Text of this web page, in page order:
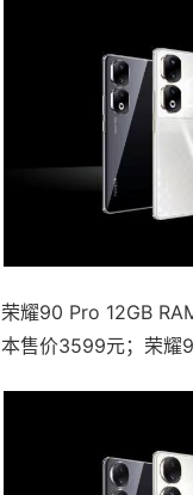
荣耀90 Pro 12GB
本售价3599元；荣耀